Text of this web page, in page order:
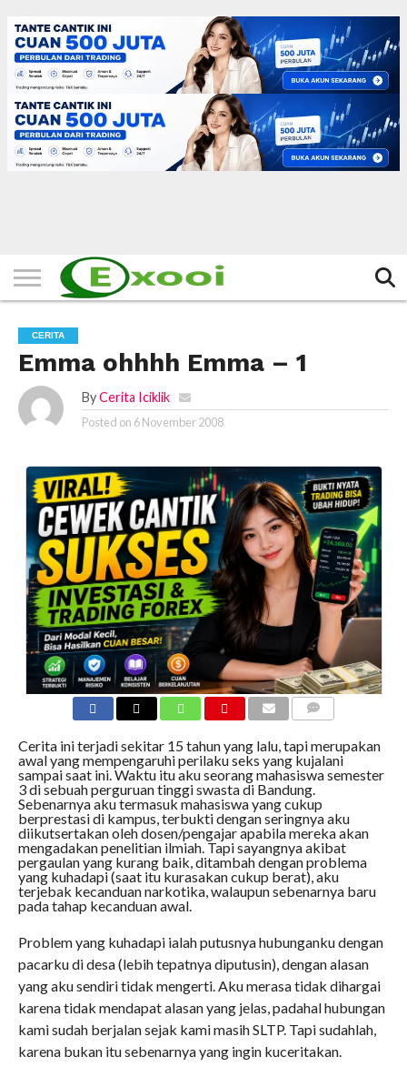
HOME
FILTER
BERITA
BIODATA
CERITA
CERPEN
EKSKLUSIF
FOTO
VIDEO
TIPS
MORE
CERITA
Emma ohhhh Emma – 1
By Cerita Iciklik
Posted on 6 November 2008
Cerita ini terjadi sekitar 15 tahun yang lalu, tapi merupakan
awal yang mempengaruhi perilaku seks yang kujalani
sampai saat ini. Waktu itu aku seorang mahasiswa semester
3 di sebuah perguruan tinggi swasta di Bandung.
Sebenarnya aku termasuk mahasiswa yang cukup
berprestasi di kampus, terbukti dengan seringnya aku
diikutsertakan oleh dosen/pengajar apabila mereka akan
mengadakan penelitian ilmiah. Tapi sayangnya akibat
pergaulan yang kurang baik, ditambah dengan problema
yang kuhadapi (saat itu kurasakan cukup berat), aku
terjebak kecanduan narkotika, walaupun sebenarnya baru
pada tahap kecanduan awal.
Problem yang kuhadapi ialah putusnya hubunganku dengan
pacarku di desa (lebih tepatnya diputusin), dengan alasan
yang aku sendiri tidak mengerti. Aku merasa tidak dihargai
karena tidak mendapat alasan yang jelas, padahal hubungan
kami sudah berjalan sejak kami masih SLTP. Tapi sudahlah,
karena bukan itu sebenarnya yang ingin kuceritakan.